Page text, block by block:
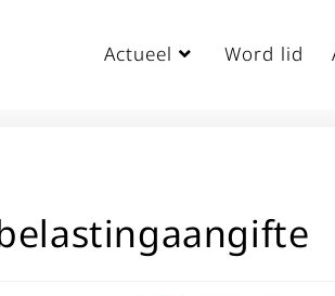
Actueel Word lid